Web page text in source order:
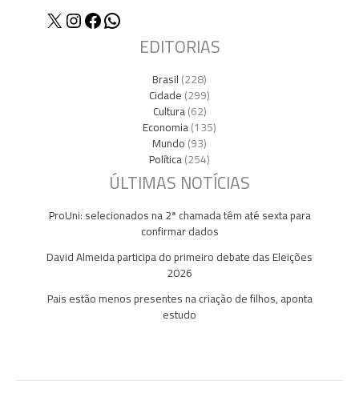
X Instagram
Facebook
WhatsApp
EDITORIAS
Brasil(228)
Cidade(299)
Cultura(62)
Economia(135)
Mundo(93)
Política(254)
ÚLTIMAS NOTÍCIAS
ProUni: selecionados na 2ª chamada têm até sexta para
confirmar dados
David Almeida participa do primeiro debate das Eleições
2026
Pais estão menos presentes na criação de filhos, aponta
estudo